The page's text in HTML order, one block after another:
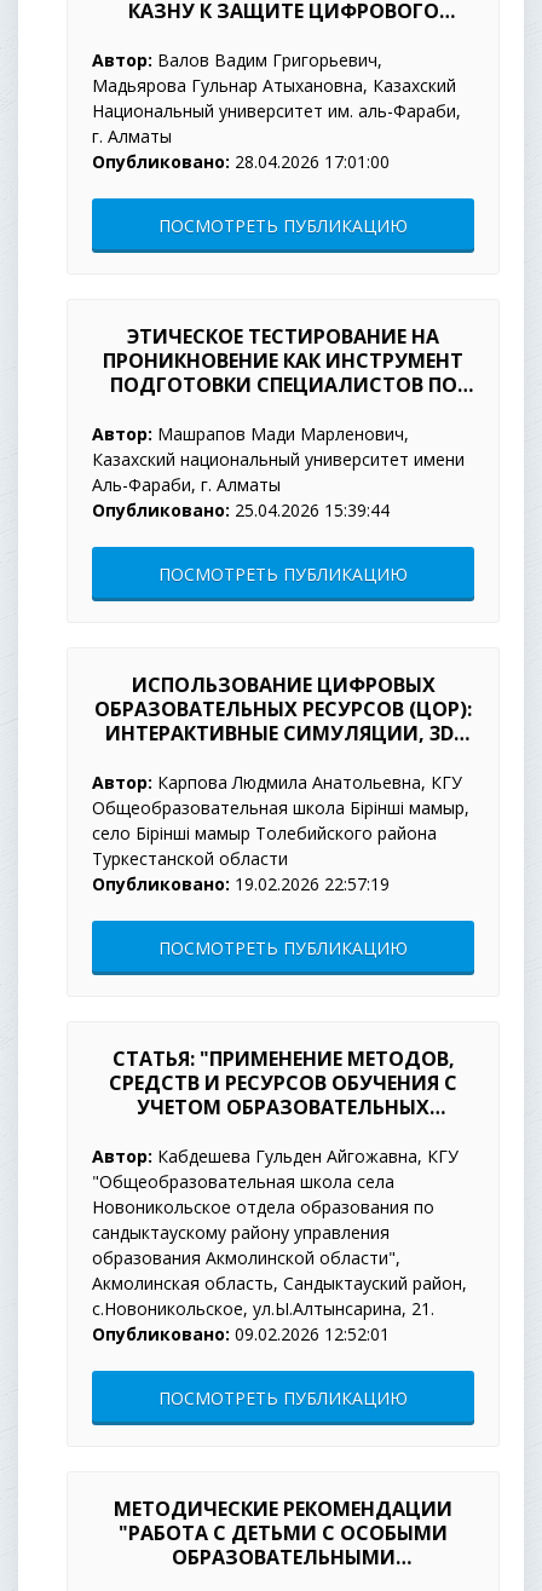
КАЗНУ К ЗАЩИТЕ ЦИФРОВОГО
Автор: Валов Вадим Григорьевич,
Мадьярова Гульнар Атыхановна, Казахский
Национальный университет им. аль-Фараби,
г. Алматы
Опубликовано: 28.04.2026 17:01:00
ПОСМОТРЕТЬ ПУБЛИКАЦИЮ
ЭТИЧЕСКОЕ ТЕСТИРОВАНИЕ НА
ПРОНИКНОВЕНИЕ КАК ИНСТРУМЕНТ
ПОДГОТОВКИ СПЕЦИАЛИСТОВ ПО
Автор: Машрапов Мади Марленович,
Казахский национальный университет имени
Аль-Фараби, г. Алматы
Опубликовано: 25.04.2026 15:39:44
ПОСМОТРЕТЬ ПУБЛИКАЦИЮ
ИСПОЛЬЗОВАНИЕ ЦИФРОВЫХ
ОБРАЗОВАТЕЛЬНЫХ РЕСУРСОВ (ЦОР):
ИНТЕРАКТИВНЫЕ СИМУЛЯЦИИ, 3D-
ЛАБОРАТОРИИ В ПРЕПОДАВАНИИ
ХИМИИ И БИОЛОГИИ
Автор: Карпова Людмила Анатольевна, КГУ
Общеобразовательная школа Бірінші мамыр,
село Бірінші мамыр Толебийского района
Туркестанской области
Опубликовано: 19.02.2026 22:57:19
ПОСМОТРЕТЬ ПУБЛИКАЦИЮ
СТАТЬЯ: "ПРИМЕНЕНИЕ МЕТОДОВ,
СРЕДСТВ И РЕСУРСОВ ОБУЧЕНИЯ С
УЧЕТОМ ОБРАЗОВАТЕЛЬНЫХ
Автор: Кабдешева Гульден Айгожавна, КГУ
"Общеобразовательная школа села
Новоникольское отдела образования по
сандыктаускому району управления
образования Акмолинской области",
Акмолинская область, Сандыктауский район,
с.Новоникольское, ул.Ы.Алтынсарина, 21.
Опубликовано: 09.02.2026 12:52:01
ПОСМОТРЕТЬ ПУБЛИКАЦИЮ
МЕТОДИЧЕСКИЕ РЕКОМЕНДАЦИИ
"РАБОТА С ДЕТЬМИ С ОСОБЫМИ
ОБРАЗОВАТЕЛЬНЫМИ